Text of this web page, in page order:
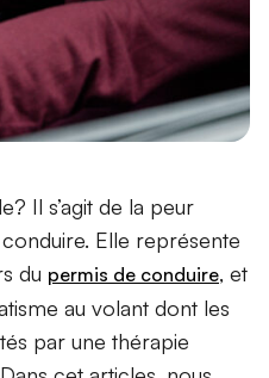
Il s’agit de la peur
Elle représente
du permis de conduire, et
au volant dont les
par une thérapie